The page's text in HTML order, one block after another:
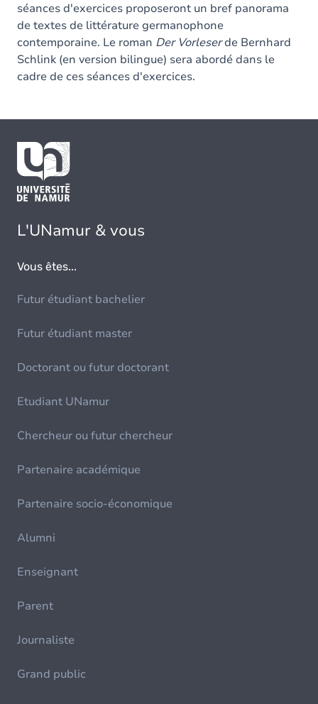
séances d'exercices proposeront un bref panorama
de textes de littérature germanophone
contemporaine. Le roman Der Vorleserde Bernhard
Schlink (en version bilingue) sera abordé dans le
cadre de ces séances d'exercices.
L'UNamur & vous
Vous êtes...
Futur étudiant bachelier
Futur étudiant master
Doctorant ou futur doctorant
Etudiant UNamur
Chercheur ou futur chercheur
Partenaire académique
Partenaire socio-économique
Alumni
Enseignant
Parent
Journaliste
Grand public